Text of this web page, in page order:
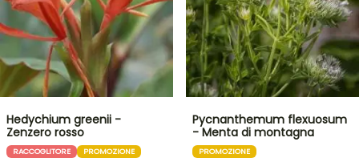
Hedychium greenii -
Zenzero rosso
RACCOGLITORE PROMOZIONE
Pycnanthemum flexuosum
- Menta di montagna
PROMOZIONE